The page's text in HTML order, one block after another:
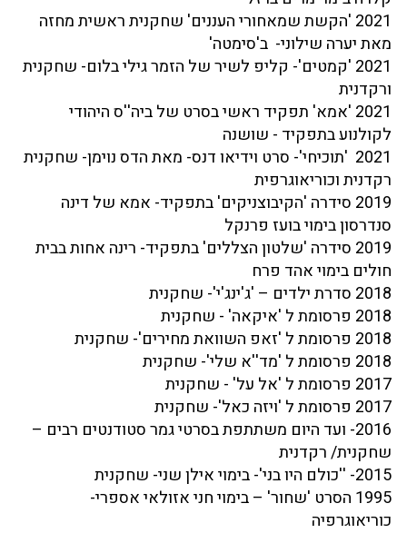
2021 'הקשת שמאחורי העננים' שחקנית ראשית מחזה
מאת יערה שילוני- ב'סימטה'
2021 'קמטים'- קליפ לשיר של הזמר גילי בלום- שחקנית
ורקדנית
2021 'אמא' תפקיד ראשי בסרט של ביה''ס היהודי
לקולנוע בתפקיד - שושנה
2021 'תוכיחי'- סרט וידיאו דנס- מאת הדס נוימן- שחקנית
רקדנית וכוריאוגרפית
2019 סידרה 'הקיבוצניקים' בתפקיד- אמא של דינה
סנדרסון בימוי בועז פרנקל
2019 סידרה 'שלטון הצללים' בתפקיד- רינה אחות בבית
חולים בימוי אהד פרח
2018 סדרת ילדים – 'ג'ינג'י'- שחקנית
2018 פרסומת ל 'איקאה' - שחקנית
2018 פרסומת ל 'זאפ השוואת מחירים'- שחקנית
2018 פרסומת ל 'מד''א שלי'- שחקנית
2017 פרסומת ל 'אל על' - שחקנית
2017 פרסומת ל 'ויזה כאל'- שחקנית
2016- ועד היום משתתפת בסרטי גמר סטודנטים רבים –
שחקנית/ רקדנית
2015- ''כולם היו בני'- בימוי אילן שני- שחקנית
1995 הסרט 'שחור' – בימוי חני אזולאי אספרי-
כוריאוגרפיה